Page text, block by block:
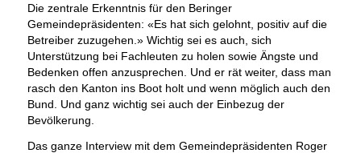
Die zentrale Erkenntnis für den Beringer
Gemeindepräsidenten: «Es hat sich gelohnt, positiv auf die
Betreiber zuzugehen.» Wichtig sei es auch, sich
Unterstützung bei Fachleuten zu holen sowie Ängste und
Bedenken offen anzusprechen. Und er rät weiter, dass man
rasch den Kanton ins Boot holt und wenn möglich auch den
Bund. Und ganz wichtig sei auch der Einbezug der
Bevölkerung.
Das ganze Interview mit dem Gemeindepräsidenten Roger